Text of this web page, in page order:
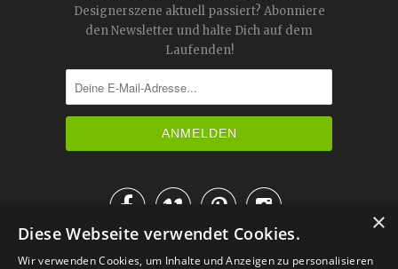
Designerszene aktuell passiert? Abonniere
den Newsletter und halte Dich auf dem
Laufenden!

IM KATALOG BLÄTTERN
×
Diese Webseite verwendet Cookies.
Wir verwenden Cookies, um Inhalte und Anzeigen zu personalisieren